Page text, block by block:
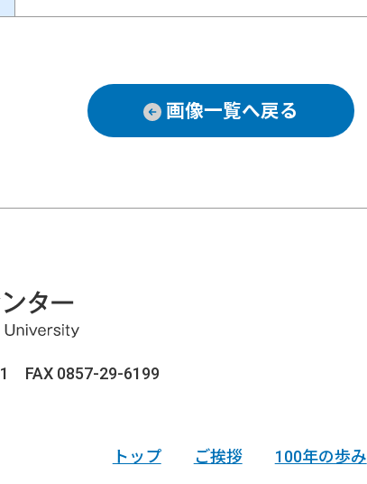
画像一覧へ戻る
FAX 0857-29-6199
トップ ご挨拶 100年の歩み